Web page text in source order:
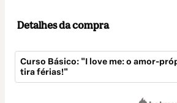
Detalhes da compra
Curso Básico: "I love me: o amor-
tira férias!"